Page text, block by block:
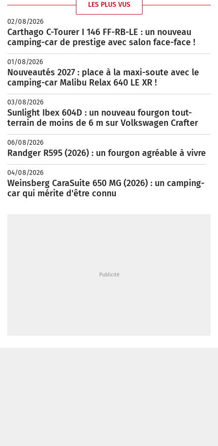
LES PLUS VUS
02/08/2026
Carthago C-Tourer I 146 FF-RB-LE : un nouveau
camping-car de prestige avec salon face-face !
01/08/2026
Nouveautés 2027 : place à la maxi-soute avec le
camping-car Malibu Relax 640 LE XR !
03/08/2026
Sunlight Ibex 604D : un nouveau fourgon tout-
terrain de moins de 6 m sur Volkswagen Crafter
06/08/2026
Randger R595 (2026) : un fourgon agréable à vivre
04/08/2026
Weinsberg CaraSuite 650 MG (2026) : un camping-
car qui mérite d'être connu